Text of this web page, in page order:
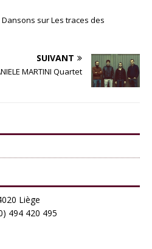
sur Les traces des
SUIVANT
MARTINI Quartet
Liège
494 420 495